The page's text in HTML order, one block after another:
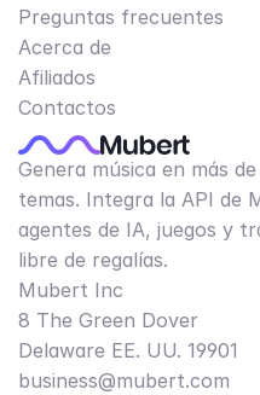
Preguntas frecuentes
Acerca de
Afiliados
Contactos
Genera música en más
temas. Integra la API de
agentes de IA, juegos y
libre de regalías.
Mubert Inc
8 The Green Dover
Delaware EE. UU. 19901​
business@mubert.com